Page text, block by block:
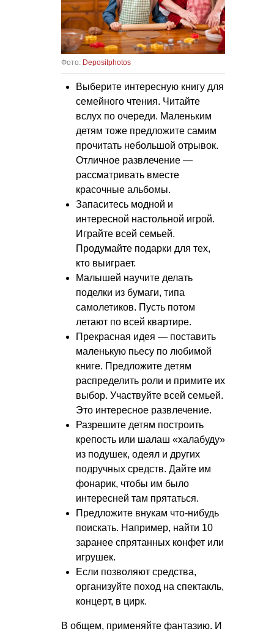
Фото: Depositphotos
Выберите интересную книгу для
семейного чтения. Читайте
вслух по очереди. Маленьким
детям тоже предложите самим
прочитать небольшой отрывок.
Отличное развлечение —
рассматривать вместе
красочные альбомы.
Запаситесь модной и
интересной настольной игрой.
Играйте всей семьей.
Продумайте подарки для тех,
кто выиграет.
Малышей научите делать
поделки из бумаги, типа
самолетиков. Пусть потом
летают по всей квартире.
Прекрасная идея — поставить
маленькую пьесу по любимой
книге. Предложите детям
распределить роли и примите их
выбор. Участвуйте всей семьей.
Это интересное развлечение.
Разрешите детям построить
крепость или шалаш «халабуду»
из подушек, одеял и других
подручных средств. Дайте им
фонарик, чтобы им было
интересней там прятаться.
Предложите внукам что-нибудь
поискать. Например, найти 10
заранее спрятанных конфет или
игрушек.
Если позволяют средства,
организуйте поход на спектакль,
концерт, в цирк.
В общем, применяйте фантазию. И